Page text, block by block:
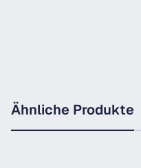
Ähnliche Produkte